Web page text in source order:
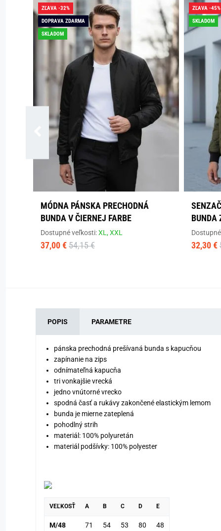
ZĽAVA -32%
DOPRAVA ZDARMA
SKLADOM
MÓDNA PÁNSKA PRECHODNÁ
BUNDA V ČIERNEJ FARBE
Dostupné veľkosti:XL,XXL
37,00 € 54,15 €
ZĽAVA -45%
SKLADOM
BUNDA
32,30 €
POPIS PARAMETRE
pánska prechodná prešívaná bunda s kapucňou
zapínanie na zips
odnímateľná kapucňa
tri vonkajšie vrecká
jedno vnútorné vrecko
spodná časť a rukávy zakončené elastickým lemom
bunda je mierne zateplená
pohodlný strih
materiál: 100% polyuretán
materiál podšívky: 100% polyester
VEĽKOSŤ A B C D E
M/48 71 54 53 80 48